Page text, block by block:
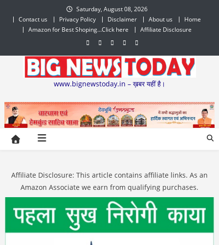
content
Saturday, August 08, 2026
Contact us
Privacy Policy Disclaimer About us
Home
Amazon for Best Shoping…Click here
Affiliate Disclosure
www.bignewstoday.in – ख़बर यहीं है।
Affiliate Disclosure: This article contains affiliate links. As an
Amazon Associate we earn from qualifying purchases.